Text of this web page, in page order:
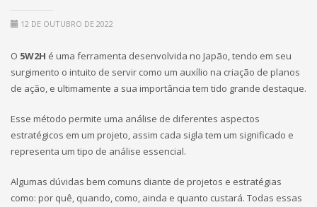
12 DE OUTUBRO DE 2022
O 5W2H é uma ferramenta desenvolvida no Japão, tendo em seu
surgimento o intuito de servir como um auxílio na criação de planos
de ação, e ultimamente a sua importância tem tido grande destaque.
Esse método permite uma análise de diferentes aspectos
estratégicos em um projeto, assim cada sigla tem um significado e
representa um tipo de análise essencial.
Algumas dúvidas bem comuns diante de projetos e estratégias
como: por quê, quando, como, ainda e quanto custará. Todas essas